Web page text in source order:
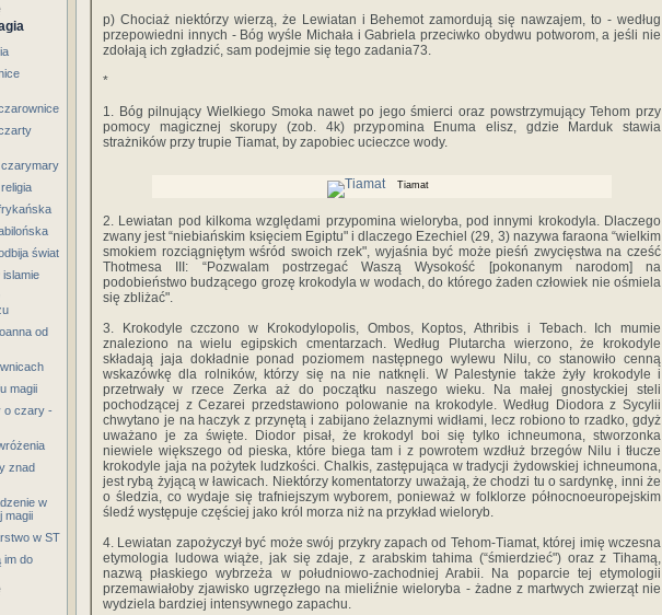
świat
islamie
od
magii
o czary -
znad
w
magii
w ST
im do
p) Chociaż niektórzy wierzą, że Lewiatan i Behemot zamordują się nawzajem, to - według
przepowiedni innych - Bóg wyśle Michała i Gabriela przeciwko obydwu potworom, a jeśli nie
zdołają ich zgładzić, sam podejmie się tego zadania73.
*
1. Bóg pilnujący Wielkiego Smoka nawet po jego śmierci oraz powstrzymujący Tehom przy
pomocy magicznej skorupy (zob. 4k) przypomina Enuma elisz, gdzie Marduk stawia
strażników przy trupie Tiamat, by zapobiec ucieczce wody.
Tiamat
2. Lewiatan pod kilkoma względami przypomina wieloryba, pod innymi krokodyla. Dlaczego
zwany jest “niebiańskim księciem Egiptu" i dlaczego Ezechiel (29, 3) nazywa faraona “wielkim
smokiem rozciągniętym wśród swoich rzek", wyjaśnia być może pieśń zwycięstwa na cześć
Thotmesa III: “Pozwalam postrzegać Waszą Wysokość [pokonanym narodom] na
podobieństwo budzącego grozę krokodyla w wodach, do którego żaden człowiek nie ośmiela
się zbliżać".
3. Krokodyle czczono w Krokodylopolis, Ombos, Koptos, Athribis i Tebach. Ich mumie
znaleziono na wielu egipskich cmentarzach. Według Plutarcha wierzono, że krokodyle
składają jaja dokładnie ponad poziomem następnego wylewu Nilu, co stanowiło cenną
wskazówkę dla rolników, którzy się na nie natknęli. W Palestynie także żyły krokodyle i
przetrwały w rzece Zerka aż do początku naszego wieku. Na małej gnostyckiej steli
pochodzącej z Cezarei przedstawiono polowanie na krokodyle. Według Diodora z Sycylii
chwytano je na haczyk z przynętą i zabijano żelaznymi widłami, lecz robiono to rzadko, gdyż
uważano je za święte. Diodor pisał, że krokodyl boi się tylko ichneumona, stworzonka
niewiele większego od pieska, które biega tam i z powrotem wzdłuż brzegów Nilu i tłucze
krokodyle jaja na pożytek ludzkości. Chalkis, zastępująca w tradycji żydowskiej ichneumona,
jest rybą żyjącą w ławicach. Niektórzy komentatorzy uważają, że chodzi tu o sardynkę, inni że
o śledzia, co wydaje się trafniejszym wyborem, ponieważ w folklorze północnoeuropejskim
śledź występuje częściej jako król morza niż na przykład wieloryb.
4. Lewiatan zapożyczył być może swój przykry zapach od Tehom-Tiamat, której imię wczesna
etymologia ludowa wiąże, jak się zdaje, z arabskim tahima (“śmierdzieć") oraz z Tihamą,
nazwą płaskiego wybrzeża w południowo-zachodniej Arabii. Na poparcie tej etymologii
przemawiałoby zjawisko ugrzęzłego na mieliźnie wieloryba - żadne z martwych zwierząt nie
wydziela bardziej intensywnego zapachu.